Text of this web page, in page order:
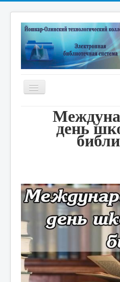
Включить/
выключить
Главная
Электронная библиотека
Дистанционные курсы
Единое окно
Новые поступления
Научные публикации
день